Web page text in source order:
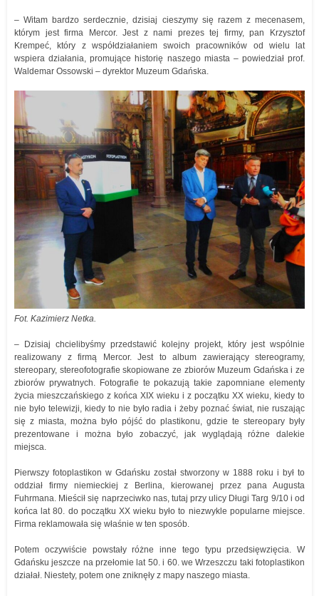
– Witam bardzo serdecznie, dzisiaj cieszymy się razem z mecenasem,
którym jest firma Mercor. Jest z nami prezes tej firmy, pan Krzysztof
Krempeć, który z współdziałaniem swoich pracowników od wielu lat
wspiera działania, promujące historię naszego miasta – powiedział prof.
Waldemar Ossowski – dyrektor Muzeum Gdańska.
Fot. Kazimierz Netka.
– Dzisiaj chcielibyśmy przedstawić kolejny projekt, który jest wspólnie
realizowany z firmą Mercor. Jest to album zawierający stereogramy,
stereopary, stereofotografie skopiowane ze zbiorów Muzeum Gdańska i ze
zbiorów prywatnych. Fotografie te pokazują takie zapomniane elementy
życia mieszczańskiego z końca XIX wieku i z początku XX wieku, kiedy to
nie było telewizji, kiedy to nie było radia i żeby poznać świat, nie ruszając
się z miasta, można było pójść do plastikonu, gdzie te stereopary były
prezentowane i można było zobaczyć, jak wyglądają różne dalekie
miejsca.
Pierwszy fotoplastikon w Gdańsku został stworzony w 1888 roku i był to
oddział firmy niemieckiej z Berlina, kierowanej przez pana Augusta
Fuhrmana. Mieścił się naprzeciwko nas, tutaj przy ulicy Długi Targ 9/10 i od
końca lat 80. do początku XX wieku było to niezwykle popularne miejsce.
Firma reklamowała się właśnie w ten sposób.
Potem oczywiście powstały różne inne tego typu przedsięwzięcia. W
Gdańsku jeszcze na przełomie lat 50. i 60. we Wrzeszczu taki fotoplastikon
działał. Niestety, potem one zniknęły z mapy naszego miasta.